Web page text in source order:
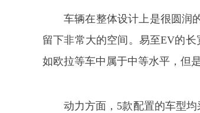
车辆在整体设计上是很圆润
留下非常大的空间。易至EV的长
如欧拉等车中属于中等水平，但
动力方面，5款配置的车型均